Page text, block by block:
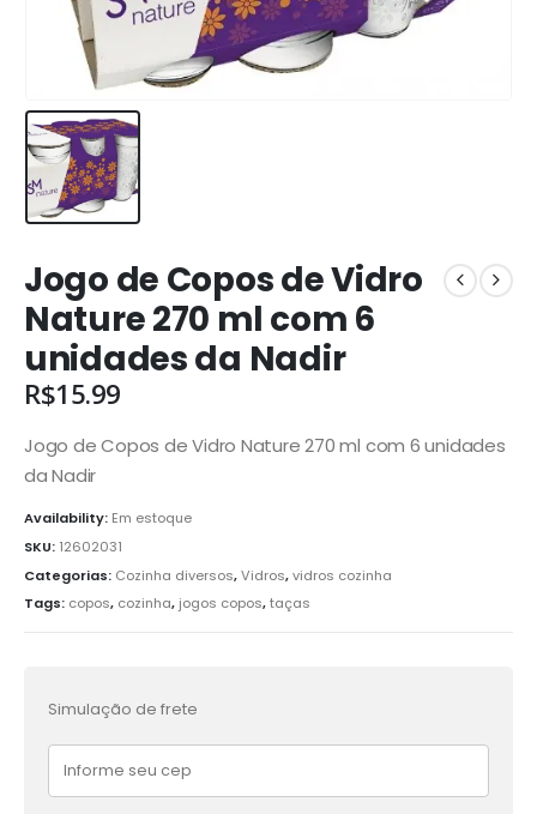
Jogo de Copos de Vidro
Nature 270 ml com 6
unidades da Nadir
R$15.99
Jogo de Copos de Vidro Nature270 ml com 6 unidades
da Nadir
Availability: Em estoque
SKU: 12602031
Categorias: Cozinha diversos,Vidros,vidros cozinha
Tags: copos, cozinha, jogos copos,taças
Simulação de frete